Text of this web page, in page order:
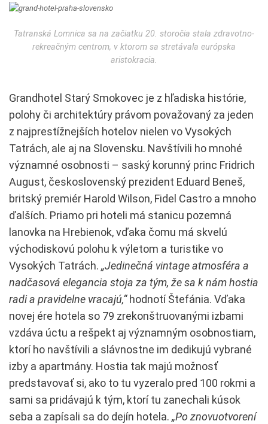
Tatranská Lomnica sa na začiatku 20. storočia stala zdravotno-
rekreačným centrom, v ktorom sa stretávala európska
aristokracia.
Grandhotel Starý Smokovec je z hľadiska histórie,
polohy či architektúry právom považovaný za jeden
z najprestížnejších hotelov nielen vo Vysokých
Tatrách, ale aj na Slovensku. Navštívili ho mnohé
významné osobnosti – saský korunný princ Fridrich
August, československý prezident Eduard Beneš,
britský premiér Harold Wilson, Fidel Castro a mnoho
ďalších. Priamo pri hoteli má stanicu pozemná
lanovka na Hrebienok, vďaka čomu má skvelú
východiskovú polohu k výletom a turistike vo
Vysokých Tatrách. „Jedinečná vintage atmosféra a
nadčasová elegancia stoja za tým, že sa k nám hostia
radi a pravidelne vracajú,“hodnotí Štefánia. Vďaka
novej ére hotela so 79 zrekonštruovanými izbami
vzdáva úctu a rešpekt aj významným osobnostiam,
ktorí ho navštívili a slávnostne im dedikujú vybrané
izby a apartmány. Hostia tak majú možnosť
predstavovať si, ako to tu vyzeralo pred 100 rokmi a
sami sa pridávajú k tým, ktorí tu zanechali kúsok
seba a zapísali sa do dejín hotela. „Po znovuotvorení